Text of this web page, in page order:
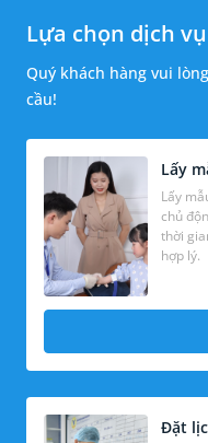
Lựa chọn dịch vụ
Quý khách hàng vui
cầu!
Lấy
Lấy
chủ
thời gian đi lại, chờ đợi
hợp lý.
Đặt